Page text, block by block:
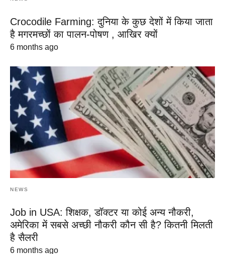
Crocodile Farming: दुनिया के कुछ देशों में किया जाता
है मगरमच्छों का पालन-पोषण , आखिर क्यों
6 months ago
NEWS
Job in USA: शिक्षक, डॉक्टर या कोई अन्य नौकरी,
अमेरिका में सबसे अच्छी नौकरी कौन सी है? कितनी मिलती
है सैलरी
6 months ago